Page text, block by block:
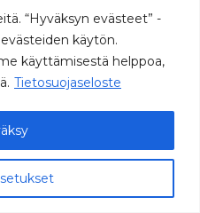
“Hyväksyn evästeet” -
käytön.
käyttämisestä helppoa,
Tietosuojaseloste
keskus Muisti